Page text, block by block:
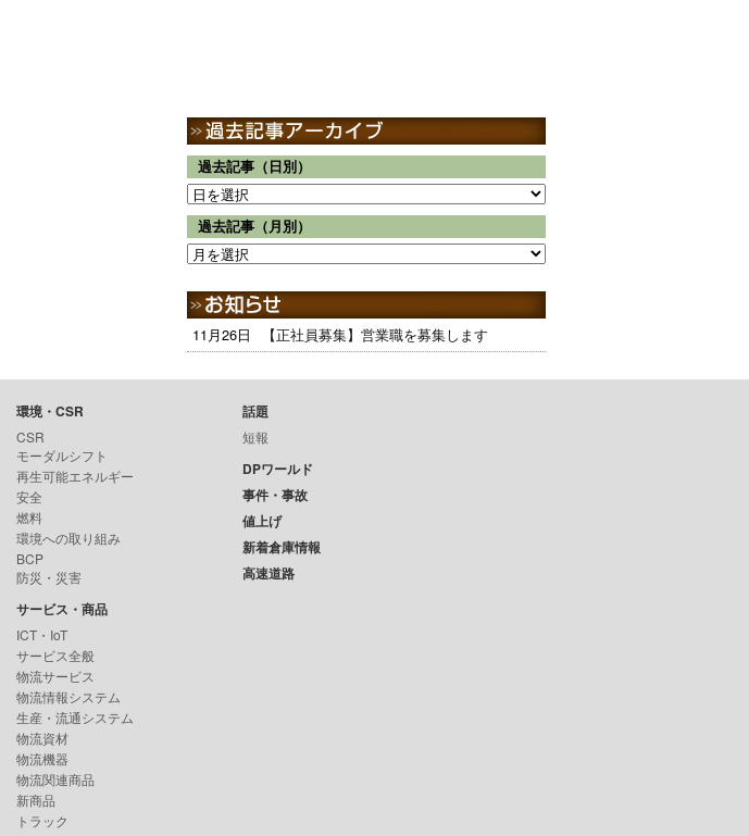
過去記事（日別）
過去記事（月別）
11月26日 【正社員募集】営業職を募集します
環境・CSR
CSR
モーダルシフト
再生可能エネルギー
安全
燃料
環境への取り組み
BCP
防災・災害
サービス・商品
ICT・IoT
サービス全般
物流サービス
物流情報システム
生産・流通システム
物流資材
物流機器
物流関連商品
新商品
トラック
話題
短報
DPワールド
事件・事故
値上げ
新着倉庫情報
高速道路